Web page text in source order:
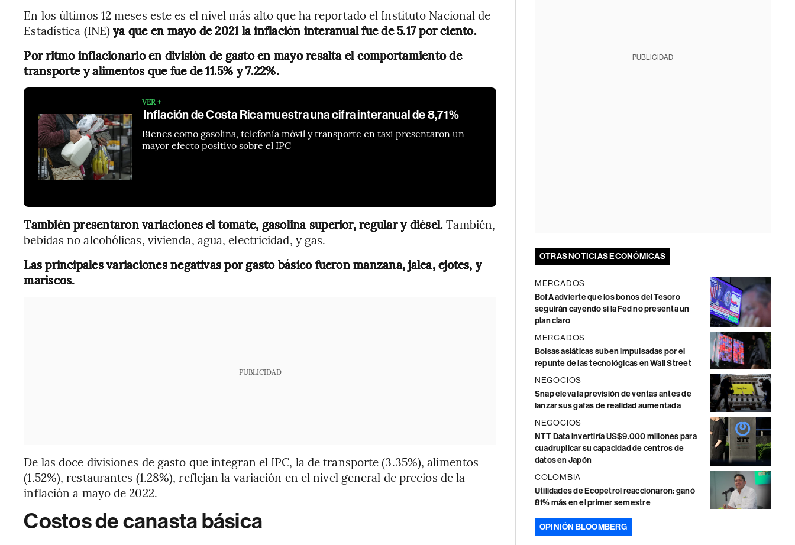
En los últimos 12 meses este es el nivel más alto que ha reportado el Instituto Nacional de
Estadística (INE)ya que en mayo de 2021 la inflación interanual fue de 5.17 por ciento.
Por ritmo inflacionario en división de gasto en mayo resalta el comportamiento de
transporte y alimentos que fue de 11.5% y 7.22%.
VER +
Inflación de Costa Rica muestra una cifra interanual de 8,71%
Bienes como gasolina, telefonía móvil y transporte en taxi presentaron un
mayor efecto positivo sobre el IPC
También presentaron variaciones el tomate, gasolina superior, regular y diésel.También,
bebidas no alcohólicas, vivienda, agua, electricidad, y gas.
Las principales variaciones negativas por gasto básico fueron manzana, jalea, ejotes, y
mariscos.
PUBLICIDAD
De las doce divisiones de gasto que integran el IPC, la de transporte (3.35%), alimentos
(1.52%), restaurantes (1.28%), reflejan la variación en el nivel general de precios de la
inflación a mayo de 2022.
Costos de canasta básica
PUBLICIDAD
OTRAS NOTICIAS ECONÓMICAS
MERCADOS
BofA advierte que los bonos del Tesoro
seguirán cayendo si la Fed no presenta un
plan claro
MERCADOS
Bolsas asiáticas suben impulsadas por el
repunte de las tecnológicas en Wall Street
NEGOCIOS
Snap eleva la previsión de ventas antes de
lanzar sus gafas de realidad aumentada
NEGOCIOS
NTT Data invertiría US$9.000 millones para
cuadruplicar su capacidad de centros de
datos en Japón
COLOMBIA
Utilidades de Ecopetrol reaccionaron: ganó
81% más en el primer semestre
OPINIÓN BLOOMBERG